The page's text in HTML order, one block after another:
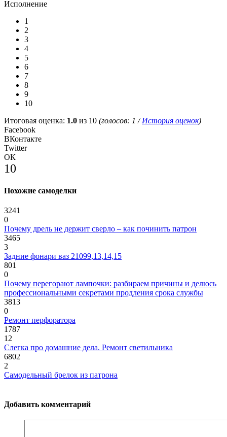
Исполнение
1
2
3
4
5
6
7
8
9
10
Итоговая оценка: 1.0 из 10 (голосов: 1 /История оценок)
Facebook
ВКонтакте
Twitter
ОК
10
Похожие самоделки
3241
0
Почему дрель не держит сверло – как починить патрон
3465
3
Задние фонари ваз 21099,13,14,15
801
0
Почему перегорают лампочки: разбираем причины и делюсь
профессиональными секретами продления срока службы
3813
0
Ремонт перфоратора
1787
12
Слегка про домашние дела. Ремонт светильника
6802
2
Самодельный брелок из патрона
Добавить комментарий